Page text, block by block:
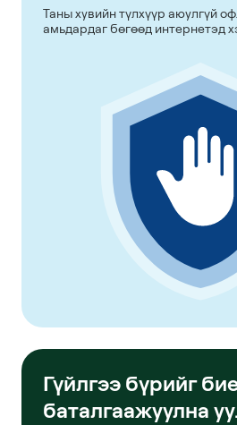
Таны хувийн түлхүүр аюулгүй
амьдардаг бөгөөд интернетэд
Гүйлгээ бүрийг
баталгаажуулна